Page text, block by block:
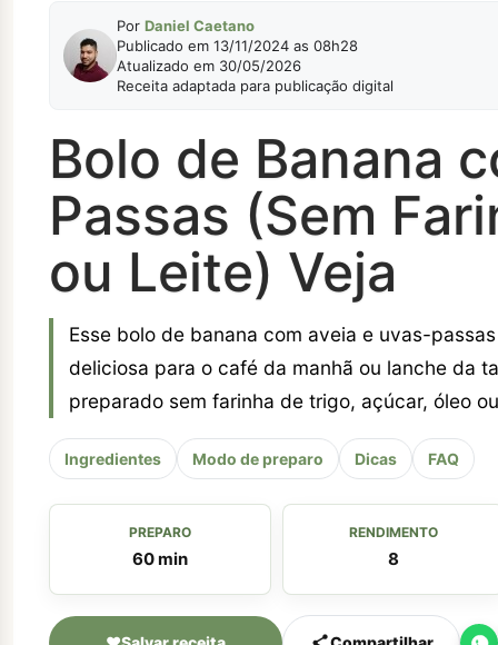
Por Daniel Caetano
Publicado em 13/11/2024 as 08h28
Atualizado em 30/05/2026
Receita adaptada para publicação digital
Bolo de Banana
Passas (Sem
ou Leite) Veja
Esse bolo de banana com aveia e uvas-
deliciosa para o café da manhã ou lanche da
preparado sem farinha de trigo, açúcar, óleo
Ingredientes Modo de preparo Dicas FAQ
PREPARO
60 min
RENDIMENTO
8